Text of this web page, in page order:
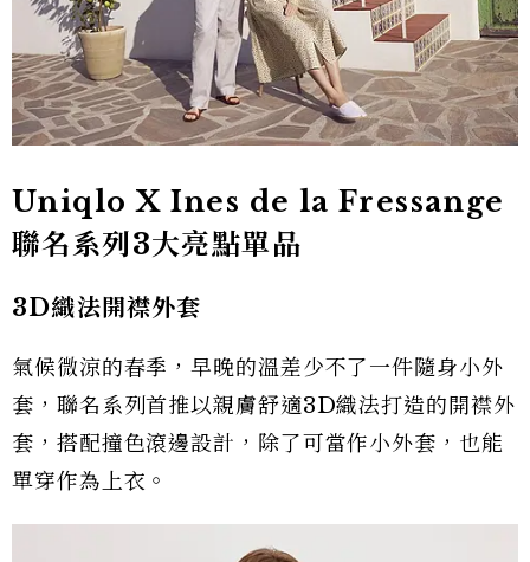
Uniqlo X Ines de la Fressange
聯名系列3大亮點單品
3D織法開襟外套
氣候微涼的春季，早晚的溫差少不了一件隨身小外
套，聯名系列首推以親膚舒適3D織法打造的開襟外
套，搭配撞色滾邊設計，除了可當作小外套，也能
單穿作為上衣。